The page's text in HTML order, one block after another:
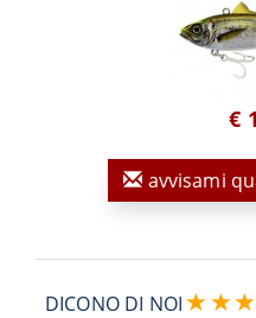
€
avvisami
DICONO DI NOI